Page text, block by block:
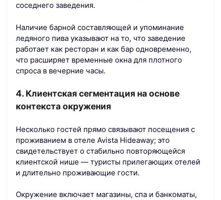
соседнего заведения.
Наличие барной составляющей и упоминание
ледяного пива указывают на то, что заведение
работает как ресторан и как бар одновременно,
что расширяет временные окна для плотного
спроса в вечерние часы.
4. Клиентская сегментация на основе
контекста окружения
Несколько гостей прямо связывают посещения с
проживанием в отеле Avista Hideaway; это
свидетельствует о стабильно повторяющейся
клиентской нише — туристы прилегающих отелей
и длительно проживающие гости.
Окружение включает магазины, спа и банкоматы,